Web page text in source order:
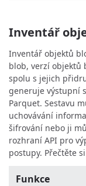
Inventář
Inventář objektů
blob, verzí objektů
spolu s jejich
generuje výstupní
Parquet. Sestavu
uchovávání
šifrování nebo ji
rozhraní API pro
postupy. Přečtěte
Funkce